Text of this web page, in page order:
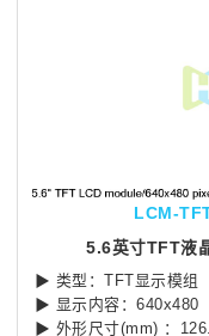
LCM-
5.6英寸TFT液
▶ 类型：TFT显示模组
▶ 显示内容：640x480
▶ 外形尺寸(mm) ：